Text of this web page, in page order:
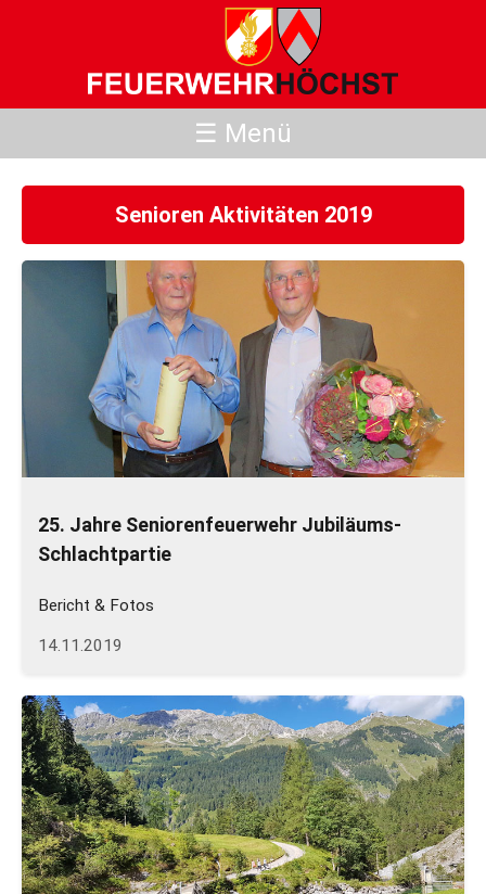
☰ Menü
Senioren Aktivitäten 2019
25. Jahre Seniorenfeuerwehr Jubiläums-
Schlachtpartie
Bericht & Fotos
14.11.2019